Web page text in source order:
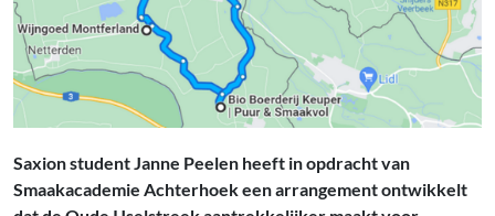
Saxion student Janne Peelen heeft in opdracht van
Smaakacademie Achterhoek een arrangement ontwikkelt